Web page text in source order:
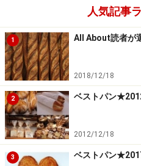
っと一口食べるつもりでも
地の組み合わせが新鮮で、
うかも。オーガニックコー
らです。
与儀高志さん、文美さん。文美
※記事内容は執筆時点のものです
人気記事
1 All About読者が
2018/12/18
2 ベストパン
2012/12/18
3 ベストパン